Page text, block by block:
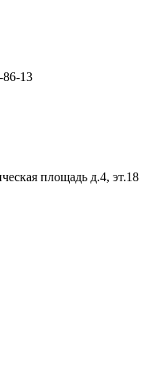
86-13
площадь д.4, эт.18